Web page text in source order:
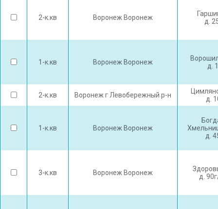
2-к.кв Воронеж Воронеж
д.
1-к.кв Воронеж Воронеж
д.
2-к.кв Воронеж г Левобережный р-н
д.
1-к.кв Воронеж Воронеж
д.
3-к.кв Воронеж Воронеж
д.